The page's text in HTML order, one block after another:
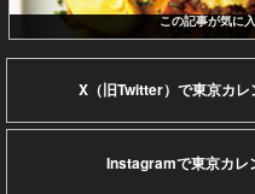
この記事が気に
X（旧Twitter）で東京カレ
Instagramで東京カレ